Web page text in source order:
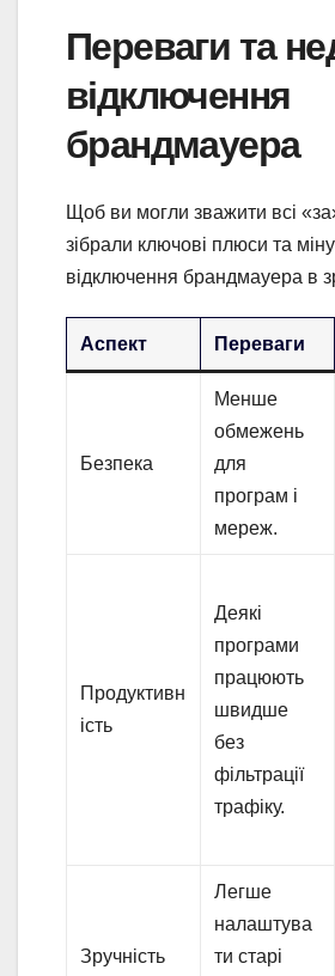
Переваги та
відключення
брандмауера
Щоб ви могли зважити всі
зібрали ключові плюси та
відключення брандмауера в
Аспект Переваги
Безпека
Менше
обмежень
для
програм і
мереж.
Продуктивн
ість
Деякі
програми
працюють
швидше
без
фільтрації
трафіку.
Зручність
Легше
налаштува
ти старі